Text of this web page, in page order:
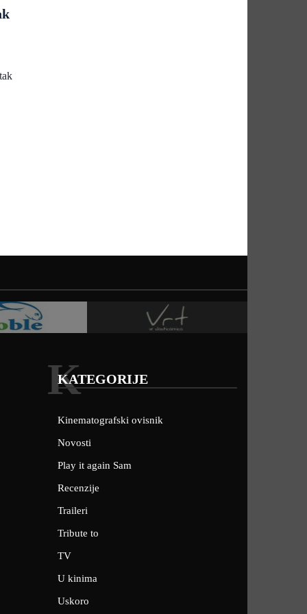
KATEGORIJE
K
Kinematografski ovisnik
Novosti
Play it again Sam
Recenzije
Traileri
Tribute to
TV
U kinima
Uskoro